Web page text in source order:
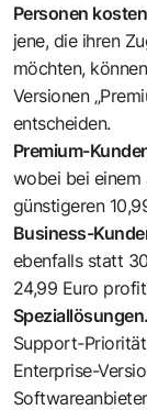
Personen
jene, die ihren
möchten,
Versionen
entscheiden.
Premium-
wobei bei einem
günstigeren
Business-
ebenfalls statt
24,99 Euro
Speziallösungen.
Support-
Enterprise-